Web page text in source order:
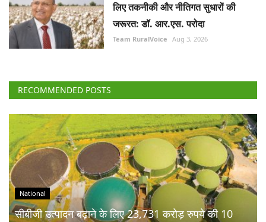
लिए तकनीकी और नीतिगत सुधारों की
जरूरत: डॉ. आर.एस. परोदा
Team RuralVoice Aug 3, 2026
RECOMMENDED POSTS
National
सीबीजी उत्पादन बढ़ाने के लिए 23,731 करोड़ रुपये की 10